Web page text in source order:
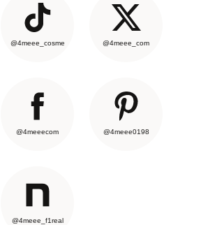
@4meee_cosme @4meee_com
@4meeecom @4meee0198
@4meee_f1real